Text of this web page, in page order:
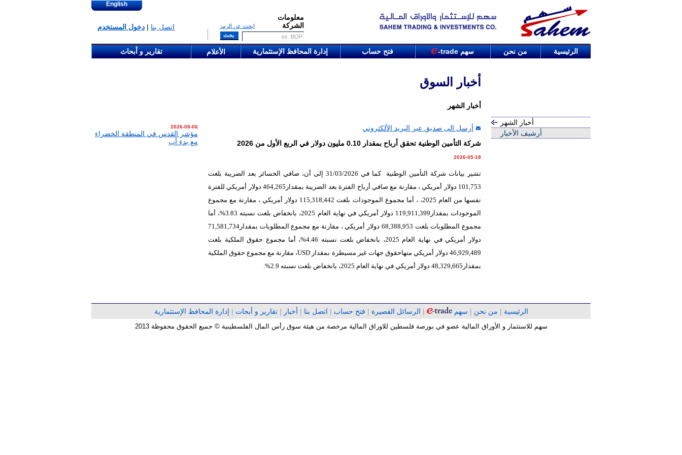
معلومات
الشركة
ابحث عن الرمز
English
اتصل بنا | دخول المستخدم
الرئيسية من نحن سهم-trade فتح حساب إدارة المحافظ الإستثمارية الأعلام تقارير و أبحاث
أخبار السوق
أخبار الشهر
أخبار الشهر
أرشيف الأخبار
أرسل الى صديق عبر البريد الألكتروني
شركة التأمين الوطنية تحقق أرباح بمقدار 0.10 مليون دولار في الربع الأول من 2026
2026-05-18
تشير بيانات شركة التأمين الوطنية
كما في 31/03/2026 إلى أن، صافي الخسائر بعد الضريبة بلغت
101,753 دولار أمريكي ، مقارنة مع صافي أرباح الفترة بعد الضريبة بمقدار464,265 دولار أمريكي للفترة
نفسها من العام 2025، ، أما مجموع الموجودات بلغت 115,318,442 دولار أمريكي ، مقارنة مع مجموع
الموجودات بمقدار119,911,399 دولار أمريكي في نهاية العام 2025، بانخفاض بلغت نسبته 3.83%، أما
مجموع المطلوبات بلغت 68,388,953 دولار أمريكي ، مقارنة مع مجموع المطلوبات بمقدار71,581,734
دولار أمريكي في نهاية العام 2025، بانخفاض بلغت نسبته 4.46%، أما مجموع حقوق الملكية بلغت
46,929,489 دولار أمريكي منهاحقوق جهات غير مسيطرة بمقدار
USD، مقارنة مع مجموع حقوق الملكية
بمقدار48,329,665 دولار أمريكي في نهاية العام 2025، بانخفاض بلغت نسبته 2.9%.
2026-08-06
مؤشر القدس في المنطقة الخضراء
مع بدء آب
الرئيسية | من نحن | سهم | الرسائل القصيرة | فتح حساب | اتصل بنا | أخبار |تقارير و أبحات | إدارة المحافظ الإستثمارية
سهم للاستثمار و الأوراق المالية عضو في بورصة فلسطين للاوراق المالية مرخصة من هيئة سوق رأس المال الفلسطينية © جميع الحقوق محفوظة 2013